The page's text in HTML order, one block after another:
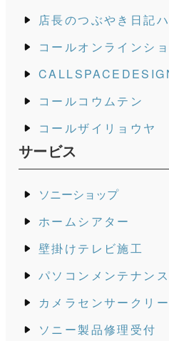
店長のつぶやき日記
コールオンラインシ
コールコウムテン
コールザイリョウヤ
サービス
ソニーショップ
ホームシアター
壁掛けテレビ施工
パソコンメンテナンス
カメラセンサークリ
ソニー製品修理受付